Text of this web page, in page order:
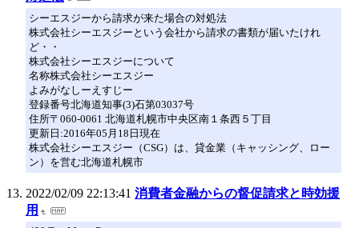
シーエスジーから請求が来た場合の対処法
株式会社シーエスジーという会社から請求の書類が届いたけれ
ど・・
株式会社シーエスジーについて
名称株式会社シーエスジー
よみがなしーえすじー
登録番号北海道知事(3)石第03037号
住所〒060-0061 北海道札幌市中央区南１条西５丁目
更新日:2016年05月18日現在
株式会社シーエスジー（CSG）は、貸金業（キャッシング、ロー
ン）を営む北海道札幌市
2022/02/09 22:13:41 消費者金融からの督促請求と時効援
用